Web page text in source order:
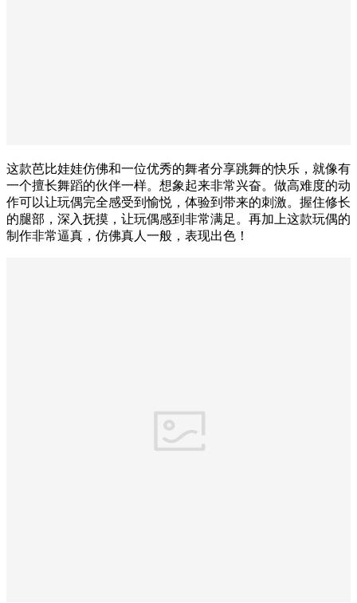
这款芭比娃娃仿佛和一位优秀的舞者分享跳舞的快乐，就像有
一个擅长舞蹈的伙伴一样。想象起来非常兴奋。做高难度的动
作可以让玩偶完全感受到愉悦，体验到带来的刺激。握住修长
的腿部，深入抚摸，让玩偶感到非常满足。再加上这款玩偶的
制作非常逼真，仿佛真人一般，表现出色！